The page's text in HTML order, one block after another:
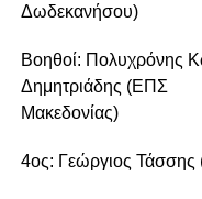
Δωδεκανήσου)
Βοηθοί: Πολυχρόνης
Δημητριάδης (ΕΠΣ
Μακεδονίας)
4ος: Γεώργιος